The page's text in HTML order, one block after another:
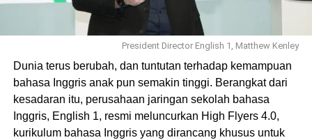
President Director English 1, Matthew Kenley
Dunia terus berubah, dan tuntutan terhadap kemampuan
bahasa Inggris anak pun semakin tinggi. Berangkat dari
kesadaran itu, perusahaan jaringan sekolah bahasa
Inggris, English 1, resmi meluncurkan High Flyers 4.0,
kurikulum bahasa Inggris yang dirancang khusus untuk